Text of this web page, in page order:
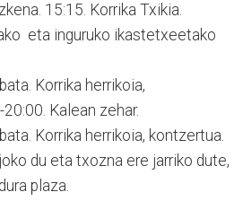
15:15. Korrika Txikia.
eta inguruko ikastetxeetako
Korrika herrikoia,
Kalean zehar.
Korrika herrikoia, kontzertua.
du eta txozna ere jarriko dute,
plaza.